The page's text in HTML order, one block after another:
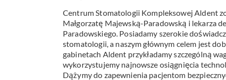
bruksizmu
Centrum Stomatologii Kompleksowej Aldent
Małgorzatę Majewską-Paradowską i lekarza
Paradowskiego. Posiadamy szerokie
stomatologii, a naszym głównym celem jest
gabinetach Aldent przykładamy szczególną
wykorzystujemy najnowsze osiągnięcia
Dążymy do zapewnienia pacjentom